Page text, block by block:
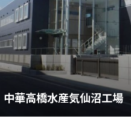
中華高橋水産気仙沼工場